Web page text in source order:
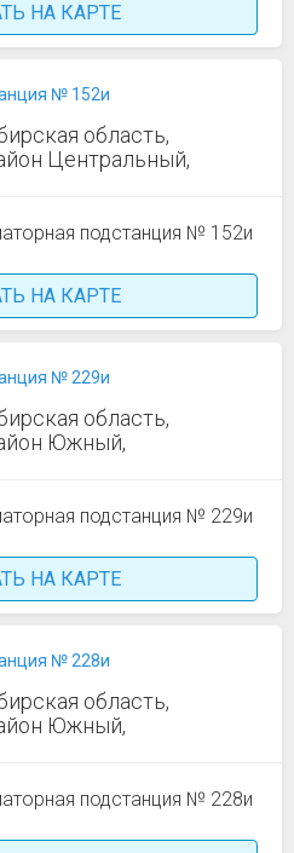
НА КАРТЕ
№ 152и
область,
Центральный,
НА КАРТЕ
№ 229и
область,
Южный,
НА КАРТЕ
№ 228и
область,
Южный,